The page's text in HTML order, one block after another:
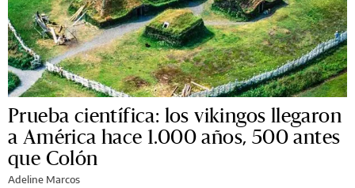
Prueba científica: los vikingos llegaron
a América hace 1.000 años, 500 antes
que Colón
Adeline Marcos